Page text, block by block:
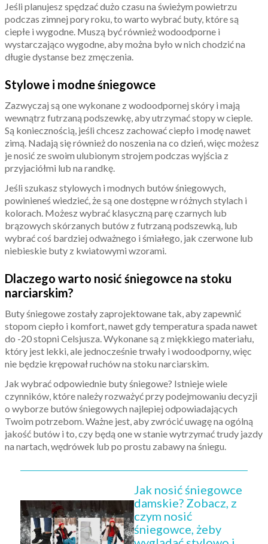
Jeśli planujesz spędzać dużo czasu na świeżym powietrzu
podczas zimnej pory roku, to warto wybrać buty, które są
ciepłe i wygodne. Muszą być również wodoodporne i
wystarczająco wygodne, aby można było w nich chodzić na
długie dystanse bez zmęczenia.
Stylowe i modne śniegowce
Zazwyczaj są one wykonane z wodoodpornej skóry i mają
wewnątrz futrzaną podszewkę, aby utrzymać stopy w cieple.
Są koniecznością, jeśli chcesz zachować ciepło i modę nawet
zimą. Nadają się również do noszenia na co dzień, więc możesz
je nosić ze swoim ulubionym strojem podczas wyjścia z
przyjaciółmi lub na randkę.
Jeśli szukasz stylowych i modnych butów śniegowych,
powinieneś wiedzieć, że są one dostępne w różnych stylach i
kolorach. Możesz wybrać klasyczną parę czarnych lub
brązowych skórzanych butów z futrzaną podszewką, lub
wybrać coś bardziej odważnego i śmiałego, jak czerwone lub
niebieskie buty z kwiatowymi wzorami.
Dlaczego warto nosić śniegowce na stoku
narciarskim?
Buty śniegowe zostały zaprojektowane tak, aby zapewnić
stopom ciepło i komfort, nawet gdy temperatura spada nawet
do -20 stopni Celsjusza. Wykonane są z miękkiego materiału,
który jest lekki, ale jednocześnie trwały i wodoodporny, więc
nie będzie krępował ruchów na stoku narciarskim.
Jak wybrać odpowiednie buty śniegowe? Istnieje wiele
czynników, które należy rozważyć przy podejmowaniu decyzji
o wyborze butów śniegowych najlepiej odpowiadających
Twoim potrzebom. Ważne jest, aby zwrócić uwagę na ogólną
jakość butów i to, czy będą one w stanie wytrzymać trudy jazdy
na nartach, wędrówek lub po prostu zabawy na śniegu.
Jak nosić śniegowce
damskie? Zobacz, z
czym nosić
śniegowce, żeby